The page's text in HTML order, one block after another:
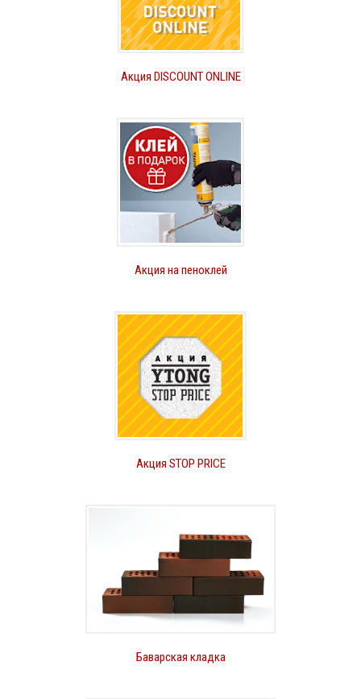
Акция DISCOUNT ONLINE
Акция на пеноклей
Акция STOP PRICE
Баварская кладка